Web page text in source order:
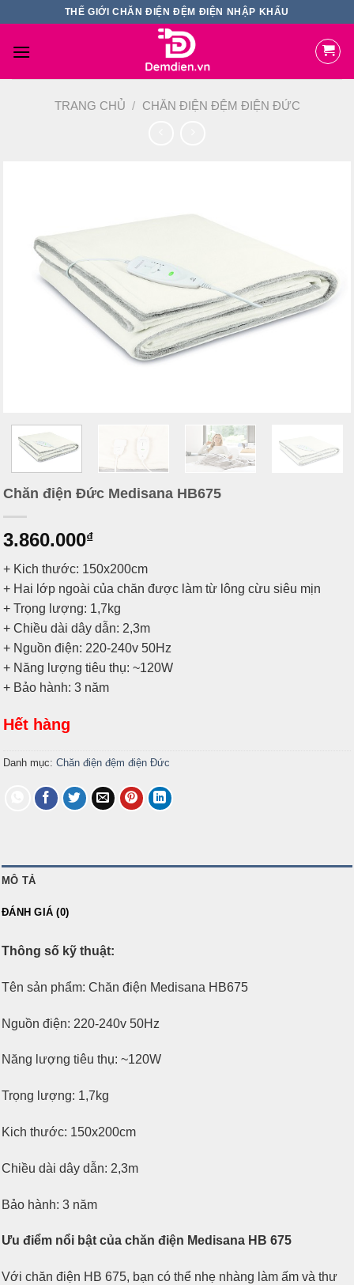
content
THẾ GIỚI CHĂN ĐIỆN ĐỆM ĐIỆN NHẬP KHẨU
TRANG CHỦ / CHĂN ĐIỆN ĐỆM ĐIỆN ĐỨC
Chăn điện Đức Medisana HB675
3.860.000₫
+ Kich thước: 150x200cm
+ Hai lớp ngoài của chăn được làm từ lông cừu siêu mịn
+ Trọng lượng: 1,7kg
+ Chiều dài dây dẫn: 2,3m
+ Nguồn điện: 220-240v 50Hz
+ Năng lượng tiêu thụ: ~120W
+ Bảo hành: 3 năm
Hết hàng
Danh mục: Chăn điện đệm điện Đức
MÔ TẢ
ĐÁNH GIÁ (0)
Thông số kỹ thuật:
Tên sản phẩm: Chăn điện Medisana HB675
Nguồn điện: 220-240v 50Hz
Năng lượng tiêu thụ: ~120W
Trọng lượng: 1,7kg
Kich thước: 150x200cm
Chiều dài dây dẫn: 2,3m
Bảo hành: 3 năm
Ưu điểm nổi bật của chăn điện Medisana HB 675
Với chăn điện HB 675, bạn có thể nhẹ nhàng làm ấm và thư